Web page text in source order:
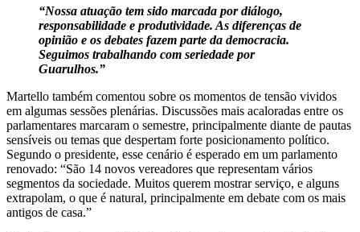
“Nossa atuação tem sido marcada por diálogo,
responsabilidade e produtividade. As diferenças de
opinião e os debates fazem parte da democracia.
Seguimos trabalhando com seriedade por
Guarulhos.”
Martello também comentou sobre os momentos de tensão vividos
em algumas sessões plenárias. Discussões mais acaloradas entre os
parlamentares marcaram o semestre, principalmente diante de pautas
sensíveis ou temas que despertam forte posicionamento político.
Segundo o presidente, esse cenário é esperado em um parlamento
renovado: “São 14 novos vereadores que representam vários
segmentos da sociedade. Muitos querem mostrar serviço, e alguns
extrapolam, o que é natural, principalmente em debate com os mais
antigos de casa.”